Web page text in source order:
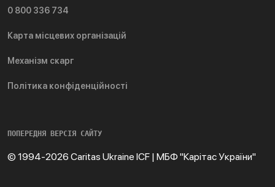
0 800 336 734
Карта місцевих організацій
Механізм скарг
Політика конфіденційності
ПОПЕРЕДНЯ ВЕРСІЯ САЙТУ
© 1994-2026 Caritas Ukraine ICF | МБФ "Карітас України"